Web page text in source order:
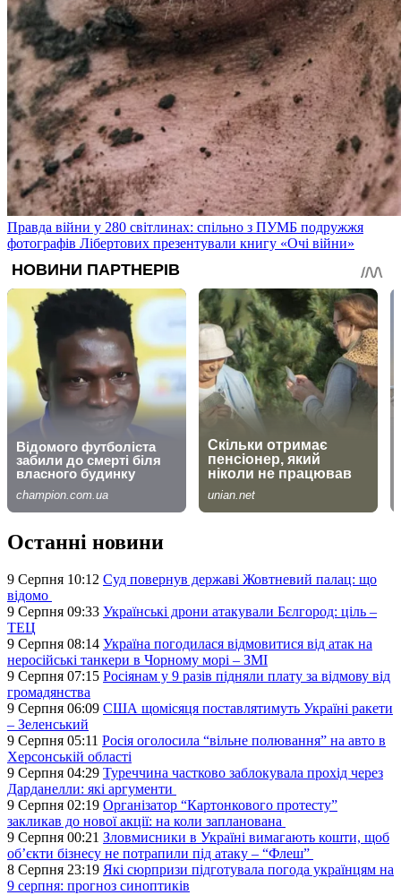
Правда війни у 280 світлинах: спільно з ПУМБ подружжя
фотографів Лібертових презентували книгу «Очі війни»
Останні новини
9 Серпня 10:12 Суд повернув державі Жовтневий палац: що
відомо
9 Серпня 09:33 Українські дрони атакували Бєлгород: ціль –
ТЕЦ
9 Серпня 08:14 Україна погодилася відмовитися від атак на
неросійські танкери в Чорному морі – ЗМІ
9 Серпня 07:15 Росіянам у 9 разів підняли плату за відмову від
громадянства
9 Серпня 06:09 США щомісяця поставлятимуть Україні ракети
– Зеленський
9 Серпня 05:11 Росія оголосила “вільне полювання” на авто в
Херсонській області
9 Серпня 04:29 Туреччина частково заблокувала прохід через
Дарданелли: які аргументи
9 Серпня 02:19 Організатор “Картонкового протесту”
закликав до нової акції: на коли запланована
9 Серпня 00:21 Зловмисники в Україні вимагають кошти, щоб
об’єкти бізнесу не потрапили під атаку – “Флеш”
8 Серпня 23:19 Які сюрпризи підготувала погода українцям на
9 серпня: прогноз синоптиків